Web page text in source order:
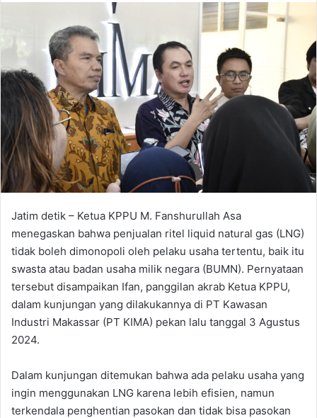
d
n
e
m
a
i
l
Jatim detik – Ketua KPPU M. Fanshurullah Asa
menegaskan bahwa penjualan ritel liquid natural gas (LNG)
tidak boleh dimonopoli oleh pelaku usaha tertentu, baik itu
swasta atau badan usaha milik negara (BUMN). Pernyataan
tersebut disampaikan Ifan, panggilan akrab Ketua KPPU,
dalam kunjungan yang dilakukannya di PT Kawasan
Industri Makassar (PT KIMA) pekan lalu tanggal 3 Agustus
2024.
Dalam kunjungan ditemukan bahwa ada pelaku usaha yang
ingin menggunakan LNG karena lebih efisien, namun
terkendala penghentian pasokan dan tidak bisa pasokan